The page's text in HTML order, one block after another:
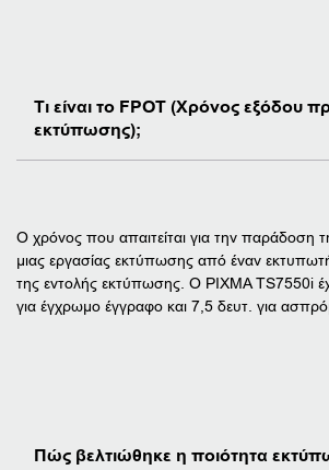
Τι είναι το FPOT (Χρόνος εξόδου
εκτύπωσης);
Ο χρόνος που απαιτείται για την παράδοση
μιας εργασίας εκτύπωσης από έναν
της εντολής εκτύπωσης. Ο PIXMA TS7550i
για έγχρωμο έγγραφο και 7,5 δευτ. για
Πώς βελτιώθηκε η ποιότητα